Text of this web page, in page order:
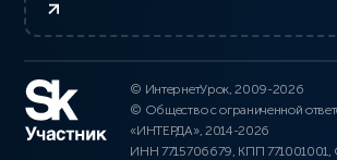
© ИнтернетУрок, 2009-2026
© Общество с ограниченной
«ИНТЕРДА», 2014-2026
ИНН 7715706679, КПП